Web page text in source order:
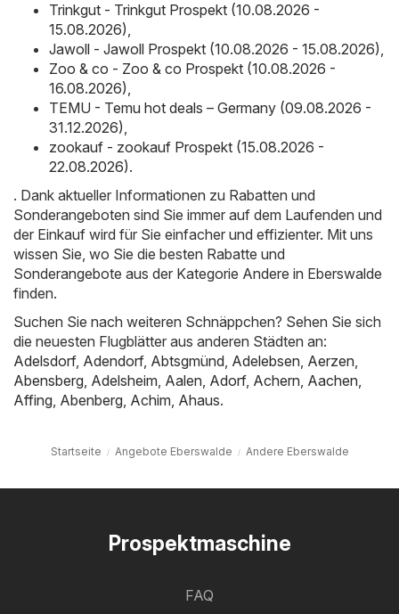
Trinkgut - Trinkgut Prospekt (10.08.2026 -
15.08.2026),
Jawoll - Jawoll Prospekt (10.08.2026 - 15.08.2026),
Zoo & co - Zoo & co Prospekt (10.08.2026 -
16.08.2026),
TEMU - Temu hot deals – Germany (09.08.2026 -
31.12.2026),
zookauf - zookauf Prospekt (15.08.2026 -
22.08.2026).
. Dank aktueller Informationen zu Rabatten und
Sonderangeboten sind Sie immer auf dem Laufenden und
der Einkauf wird für Sie einfacher und effizienter. Mit uns
wissen Sie, wo Sie die besten Rabatte und
Sonderangebote aus der Kategorie Andere in Eberswalde
finden.
Suchen Sie nach weiteren Schnäppchen? Sehen Sie sich
die neuesten Flugblätter aus anderen Städten an:
Adelsdorf, Adendorf, Abtsgmünd, Adelebsen, Aerzen,
Abensberg, Adelsheim, Aalen, Adorf, Achern, Aachen,
Affing, Abenberg, Achim, Ahaus.
Startseite Angebote Eberswalde Andere Eberswalde
Prospektmaschine
FAQ